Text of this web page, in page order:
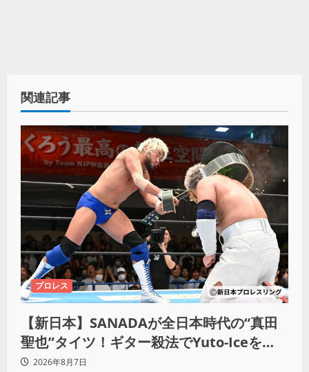
関連記事
プロレス
【新日本】SANADAが全日本時代の“真田
聖也”タイツ！ギター殺法でYuto-Iceを
KO「俺と闘う時は考えろ。感じるな」
2026年8月7日